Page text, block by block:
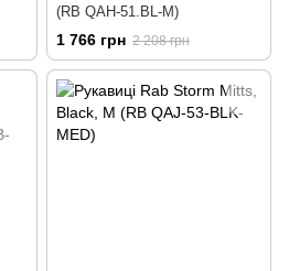
(RB QAH-51.BL-M)
1 766 грн 2 208 грн